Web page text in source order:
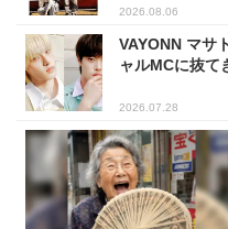
2026.08.06
VAYONN マサ
ャルMCに抜て
2026.07.28